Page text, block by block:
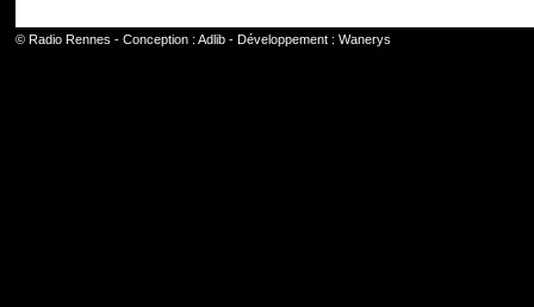
© Radio Rennes - Conception : Adlib- Développement : Wanerys